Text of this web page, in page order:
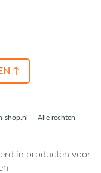
↑
shop.nl — Alle rechten
in producten voor